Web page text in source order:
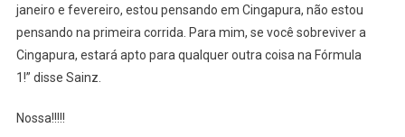
janeiro e fevereiro, estou pensando em Cingapura, não estou
pensando na primeira corrida. Para mim, se você sobreviver a
Cingapura, estará apto para qualquer outra coisa na Fórmula
1!” disse Sainz.
Nossa!!!!!